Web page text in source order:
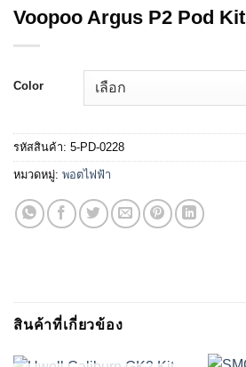
Voopoo Argus P2 Pod Kit
Color
รหัสสินค้า: 5-PD-0228
หมวดหมู่: พอตไฟฟ้า
สินค้าที่เกี่ยวข้อง